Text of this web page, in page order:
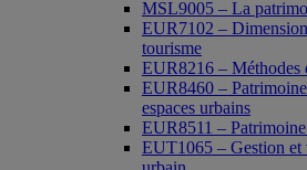
MSL9005 – La
EUR7102 –
tourisme
EUR8216 – Méthodes
EUR8460 –
espaces urbains
EUR8511 –
EUT1065 – Gestion